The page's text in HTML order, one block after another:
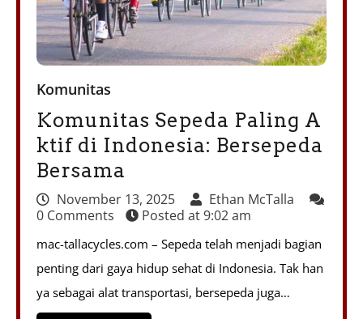
Komunitas
Komunitas Sepeda Paling A
ktif di Indonesia: Bersepeda
Bersama
November 13, 2025
Ethan McTalla
0 Comments
Posted at9:02 am
mac-tallacycles.com – Sepeda telah menjadi bagian
penting dari gaya hidup sehat di Indonesia. Tak han
ya sebagai alat transportasi, bersepeda juga…